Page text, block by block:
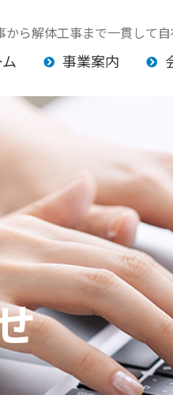
から解体工事まで一貫して
事業案内